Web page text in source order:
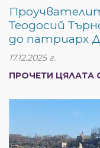
Теодосий
до патриарх
17.12.2025 г.
ПРОЧЕТИ ЦЯЛАТА